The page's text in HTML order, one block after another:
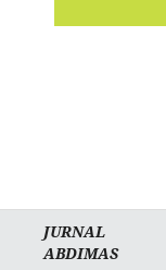
JURNAL
ABDIMAS